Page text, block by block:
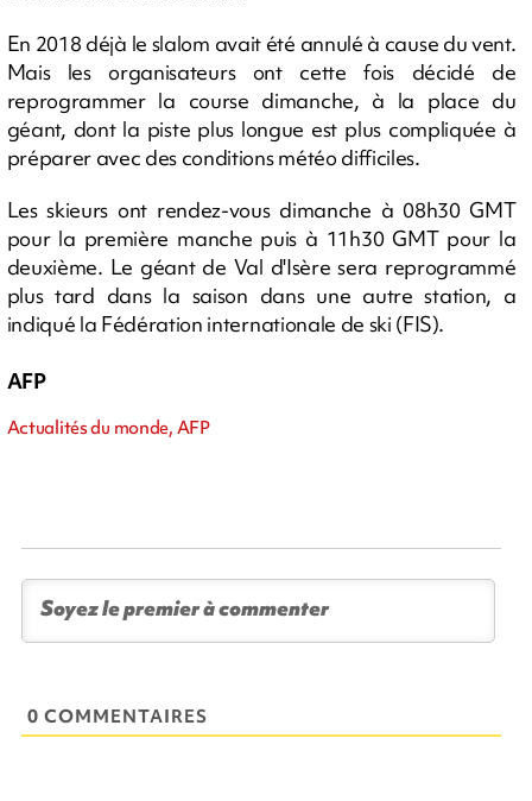
En 2018 déjà le slalom avait été annulé à cause du vent.
Mais les organisateurs ont cette fois décidé de
reprogrammer la course dimanche, à la place du
géant, dont la piste plus longue est plus compliquée à
préparer avec des conditions météo difficiles.
Les skieurs ont rendez-vous dimanche à 08h30 GMT
pour la première manche puis à 11h30 GMT pour la
deuxième. Le géant de Val d'Isère sera reprogrammé
plus tard dans la saison dans une autre station, a
indiqué la Fédération internationale de ski (FIS).
AFP
Actualités du monde, AFP
0 COMMENTAIRES